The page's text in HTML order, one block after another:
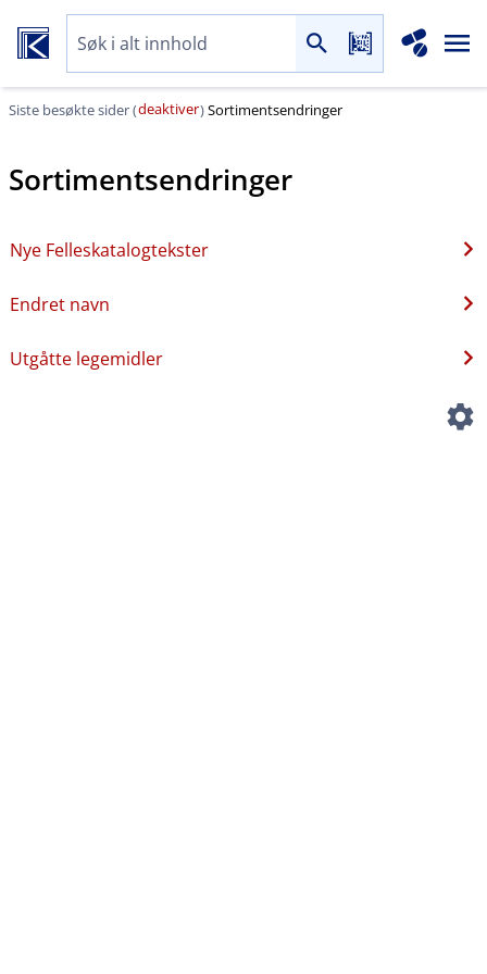
Siste besøkte sider (deaktiver)Sortimentsendringer
Sortimentsendringer
Nye Felleskatalogtekster
Endret navn
Utgåtte legemidler